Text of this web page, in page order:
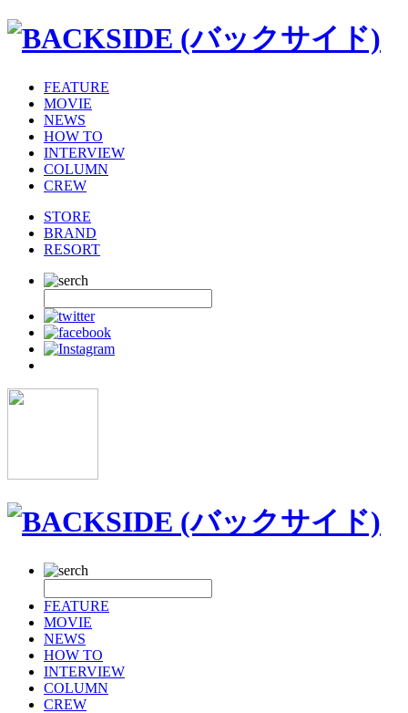
FEATURE
MOVIE
NEWS
HOW TO
INTERVIEW
COLUMN
CREW
STORE
BRAND
RESORT
FEATURE
MOVIE
NEWS
HOW TO
INTERVIEW
COLUMN
CREW